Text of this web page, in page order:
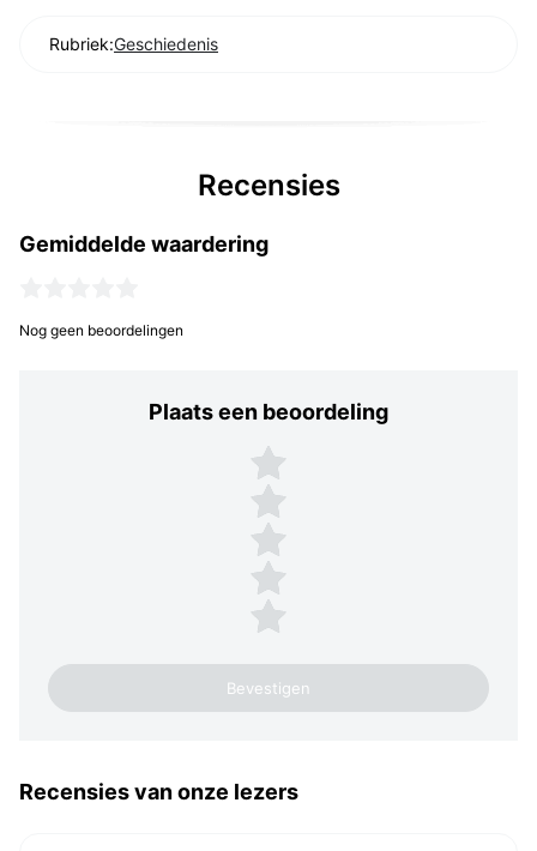
Rubriek:Geschiedenis
Recensies
Gemiddelde waardering
Nog geen beoordelingen
Plaats een beoordeling
Plaats een beoordeling
5 sterren
4 sterren
3 sterren
2 sterren
1 ster
Recensies van onze lezers